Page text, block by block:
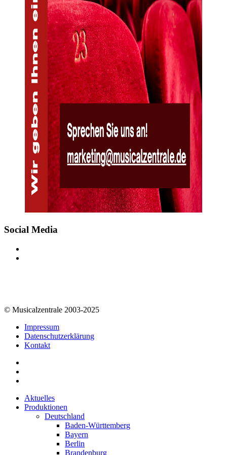
Social Media
© Musicalzentrale 2003-2025
Impressum
Datenschutzerklärung
Kontakt
Aktuelles
Produktionen
Deutschland
Baden-Württemberg
Bayern
Berlin
Brandenburg